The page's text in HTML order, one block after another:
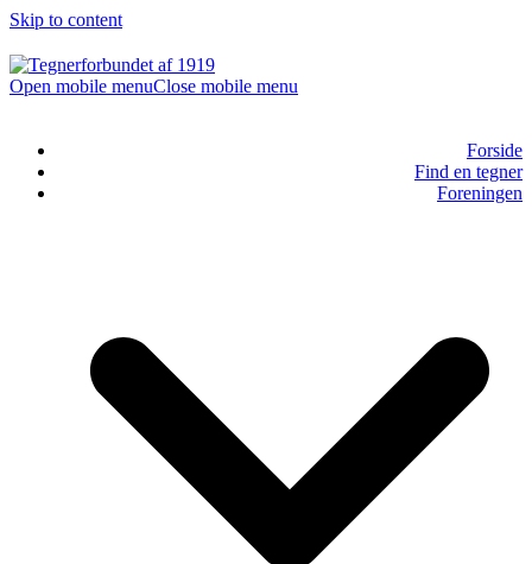
Skip to content
Open mobile menuClose mobile menu
Forside
Find en tegner
Foreningen